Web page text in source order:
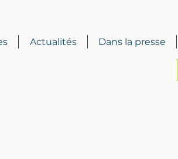
Actualités Dans la presse